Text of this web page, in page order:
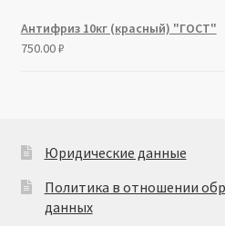
Антифриз 10кг (красный) "ГОСТ"
750.00₽
Юридические данные
Политика в отношении
данных